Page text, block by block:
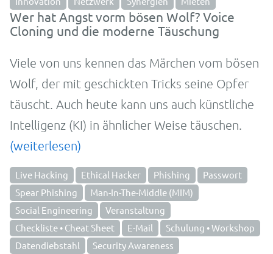
Wer hat Angst vorm bösen Wolf? Voice
Cloning und die moderne Täuschung
Viele von uns kennen das Märchen vom bösen
Wolf, der mit geschickten Tricks seine Opfer
täuscht. Auch heute kann uns auch künstliche
Intelligenz (KI) in ähnlicher Weise täuschen.
(weiterlesen)
Live Hacking Ethical Hacker Phishing
Passwort
Spear Phishing
Man-In-The-Middle (MIM)
Social Engineering
Veranstaltung
Checkliste • Cheat Sheet
E-Mail
Schulung • Workshop
Datendiebstahl
Security Awareness